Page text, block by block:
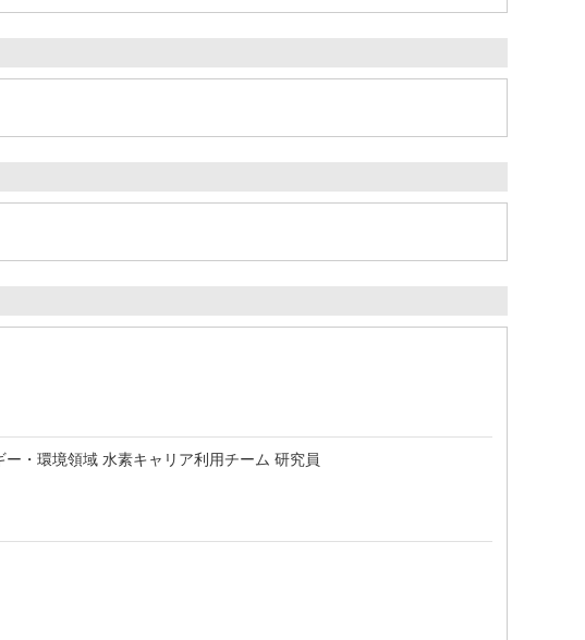
・環境領域 水素キャリア利用チーム 研究員